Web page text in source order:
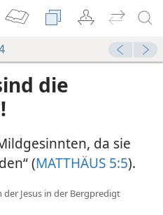
die
da sie
(MATTHÄUS 5:5).
Jesus in der Bergpredigt